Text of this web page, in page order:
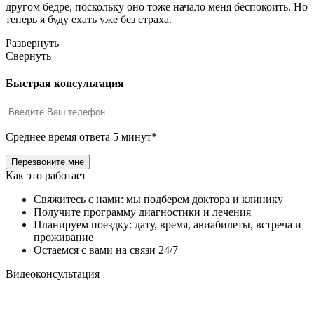
другом бедре, поскольку оно тоже начало меня беспокоить. Но
теперь я буду ехать уже без страха.
Развернуть
Свернуть
Быстрая консультация
Среднее время ответа 5 минут*
Как это работает
Свяжитесь с нами: мы подберем доктора и клинику
Получите программу диагностики и лечения
Планируем поездку: дату, время, авиабилеты, встреча и
проживание
Остаемся с вами на связи 24/7
Видеоконсультация